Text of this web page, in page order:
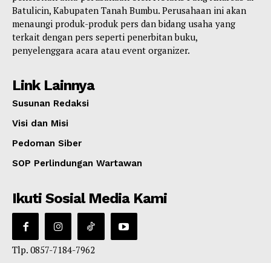
Batulicin, Kabupaten Tanah Bumbu. Perusahaan ini akan
menaungi produk-produk pers dan bidang usaha yang
terkait dengan pers seperti penerbitan buku,
penyelenggara acara atau event organizer.
Link Lainnya
Susunan Redaksi
Visi dan Misi
Pedoman Siber
SOP Perlindungan Wartawan
Ikuti Sosial Media Kami
Tlp. 0857-7184-7962